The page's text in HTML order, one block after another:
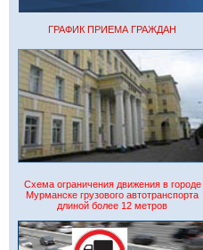
ГРАФИК ПРИЕМА ГРАЖДАН
Схема ограничения движения в городе
Мурманске грузового автотранспорта
длиной более 12 метров